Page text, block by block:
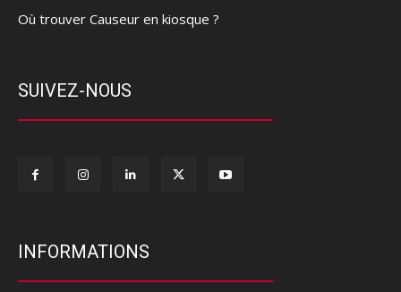
Où trouver Causeur en kiosque ?
SUIVEZ-NOUS
INFORMATIONS